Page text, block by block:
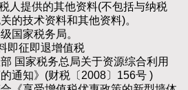
提供的其他资料(不包括与纳税
的技术资料和其他资料)。
家税务局。
征即退增值税
家税务总局关于资源综合利用
通知》(财税〔2008〕156号 )